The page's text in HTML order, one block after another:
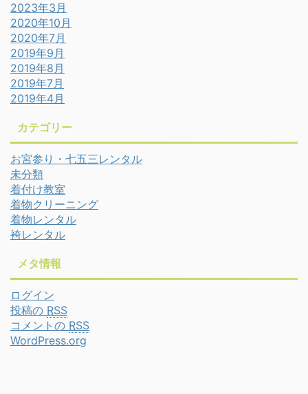
2023年3月
2020年10月
2020年7月
2019年9月
2019年8月
2019年7月
2019年4月
カテゴリー
お宮参り・七五三レンタル
未分類
着付け教室
着物クリーニング
着物レンタル
袴レンタル
メタ情報
ログイン
投稿の RSS
コメントの RSS
WordPress.org